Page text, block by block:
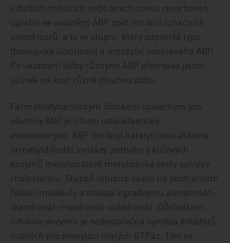
v dalších měsících nebo letech znovu resorbován,
uplatní se uvolněný ABP opět inhibicí funkčních
osteoklastů, a to ve stupni, který odpovídá typu
(biologické účinnosti) a množství uvolněného ABP.
Po ukončení léčby různými ABP přetrvává jejich
účinek na kost různě dlouhou dobu.
Farmakodynamickým účinkem společným pro
všechny ABP je útlum osteoklastické
osteoresorpce. ABP inhibují katalytickou aktivitu
farnesyldifosfát syntázy, jednoho z klíčových
enzymů mevalonátové metabolické cesty syntézy
cholesterolu. Stupeň inhibice závisí na postranním
řetězci molekuly a stoupá v gradientu alendronát–
ibandronát–risedronát–zoledronát. Důsledkem
inhibice enzymu je nedostatečná syntéza difosfátů
nutných pro prenylaci malých GTPáz. Tím se